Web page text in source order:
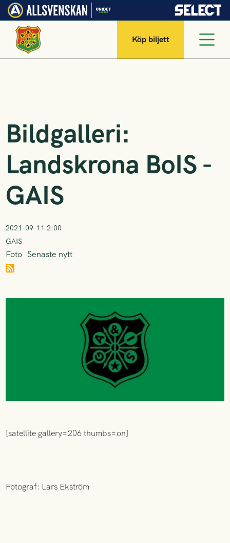
Köp biljett
Bildgalleri:
Landskrona BoIS -
GAIS
2021-09-11 2:00
GAIS
Foto Senaste nytt
[satellite gallery=206 thumbs=on]
Fotograf: Lars Ekström